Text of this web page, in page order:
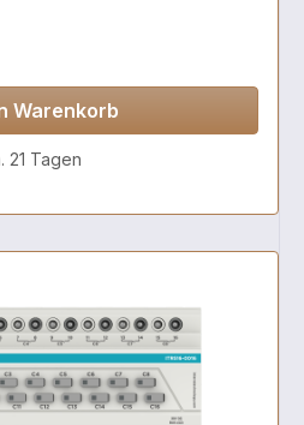
Warenkorb
21 Tagen